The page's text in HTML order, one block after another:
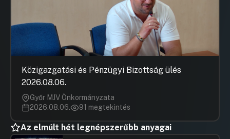
Közigazgatási és Pénzügyi Bizottság ülés
2026.08.06.
Győr MJV Önkormányzata
2026.08.06.
91 megtekintés
Az elmúlt hét legnépszerűbb anyagai